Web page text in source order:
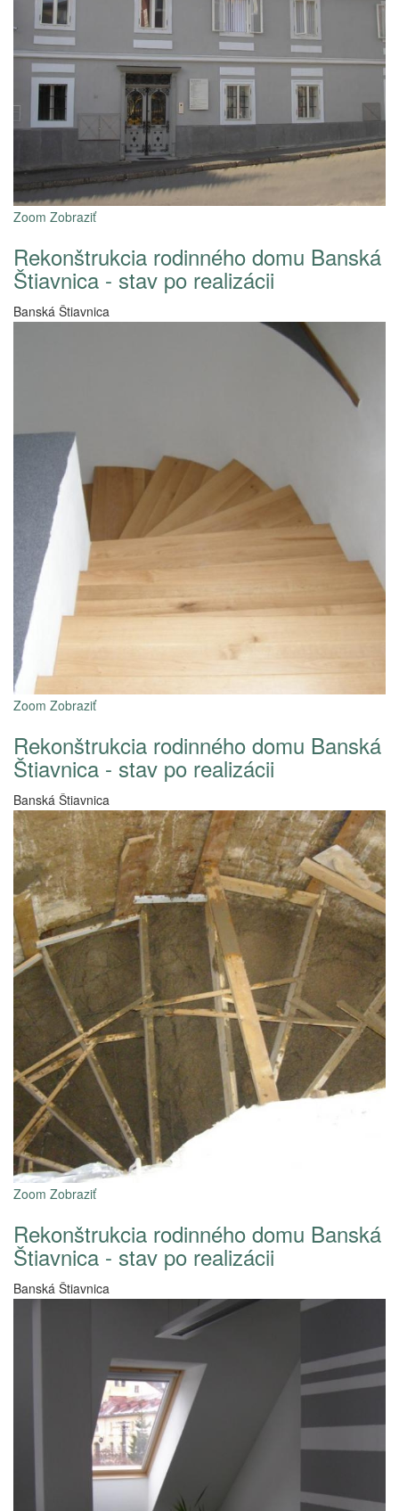
Zoom Zobraziť
Rekonštrukcia rodinného domu Banská
Štiavnica - stav po realizácii
Banská Štiavnica
Zoom Zobraziť
Rekonštrukcia rodinného domu Banská
Štiavnica - stav po realizácii
Banská Štiavnica
Zoom Zobraziť
Rekonštrukcia rodinného domu Banská
Štiavnica - stav po realizácii
Banská Štiavnica